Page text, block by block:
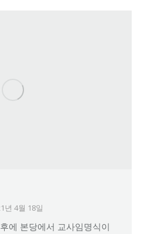
년 4월 18일
에 본당에서 교사임명식이